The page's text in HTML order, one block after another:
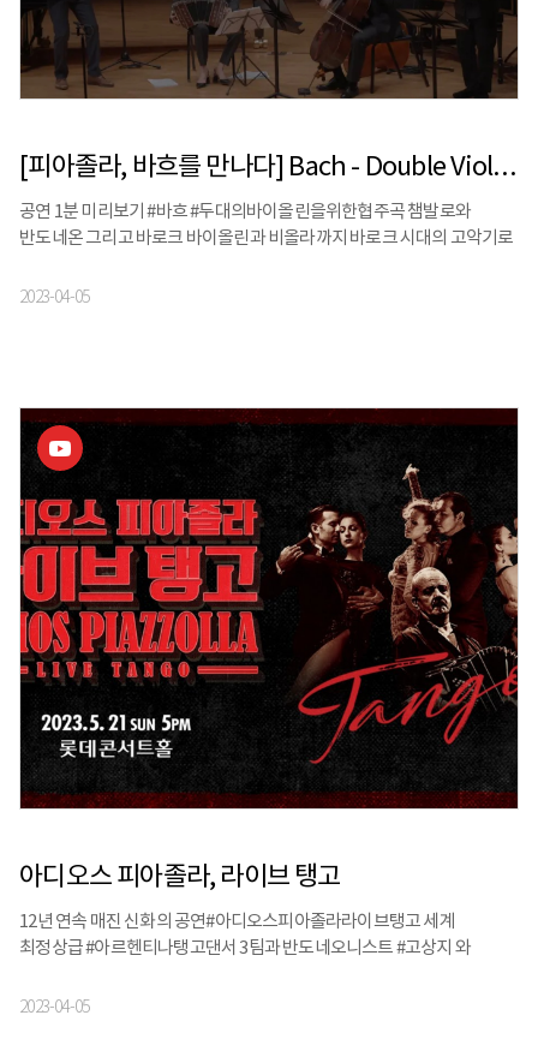
[피아졸라, 바흐를 만나다] Bach - Double Violin Concerto in D minor, BWV 1043 - I. Vivace
공연 1분 미리보기 #바흐 #두대의바이올린을위한협주곡 챔발로와
반도네온 그리고 바로크 바이올린과 비올라까지 바로크 시대의 고악기로
다가오는 4월, 예술의전당에서 확인해보세요
2023-04-05
아디오스 피아졸라, 라이브 탱고
12년 연속 매진 신화의 공연#아디오스피아졸라라이브탱고 세계
최정상급 #아르헨티나탱고댄서 3팀과 반도네오니스트 #고상지 와
2023-04-05